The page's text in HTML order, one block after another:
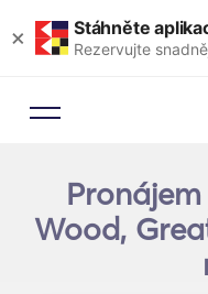
× Stáhněte
Rezervujte
Wood,